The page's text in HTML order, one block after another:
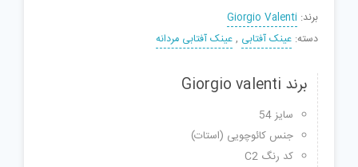
برند: Giorgio Valenti
دسته: عینک آفتابی ,عینک آفتابی مردانه
برند Giorgio valenti
سایز 54
جنس کائوچویی (استات)
کد رنگ C2